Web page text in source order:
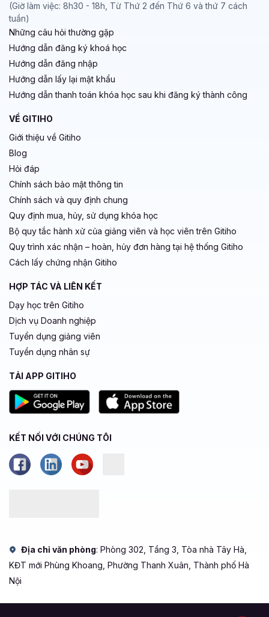
(Giờ làm việc: 8h30 - 18h, Từ Thứ 2 đến Thứ 6 và thứ 7 cách
tuần)
Những câu hỏi thường gặp
Hướng dẫn đăng ký khoá học
Hướng dẫn đăng nhập
Hướng dẫn lấy lại mật khẩu
Hướng dẫn thanh toán khóa học sau khi đăng ký thành công
VỀ GITIHO
Giới thiệu về Gitiho
Blog
Hỏi đáp
Chính sách bảo mật thông tin
Chính sách và quy định chung
Quy định mua, hủy, sử dụng khóa học
Bộ quy tắc hành xử của giảng viên và học viên trên Gitiho
Quy trình xác nhận – hoàn, hủy đơn hàng tại hệ thống Gitiho
Cách lấy chứng nhận Gitiho
HỢP TÁC VÀ LIÊN KẾT
Dạy học trên Gitiho
Dịch vụ Doanh nghiệp
Tuyển dụng giảng viên
Tuyển dụng nhân sự
TẢI APP GITIHO
KẾT NỐI VỚI CHÚNG TÔI
Địa chỉ văn phòng: Phòng 302, Tầng 3, Tòa nhà Tây Hà,
KĐT mới Phùng Khoang, Phường Thanh Xuân, Thành phố Hà
Nội